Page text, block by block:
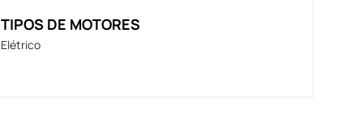
TIPOS DE MOTORES
Elétrico